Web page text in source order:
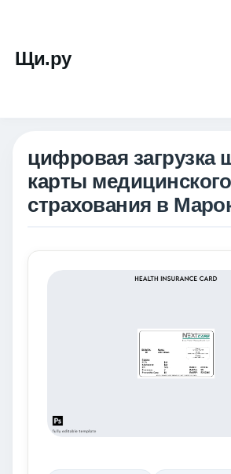
Щи.ру
цифровая загрузка
карты медицинского
страхования в